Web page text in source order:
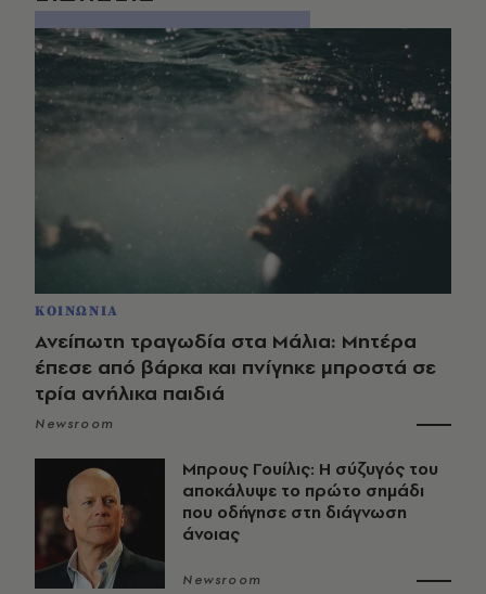
ΚΟΙΝΩΝΙΑ
Ανείπωτη τραγωδία στα Μάλια: Μητέρα
έπεσε από βάρκα και πνίγηκε μπροστά σε
τρία ανήλικα παιδιά
Newsroom
Μπρους Γουίλις: Η σύζυγός του
αποκάλυψε το πρώτο σημάδι
που οδήγησε στη διάγνωση
άνοιας
Newsroom